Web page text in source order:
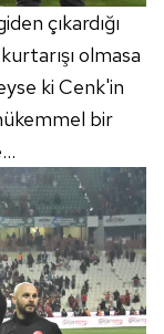
çıkardığı
olmasa
ki Cenk'in
bir